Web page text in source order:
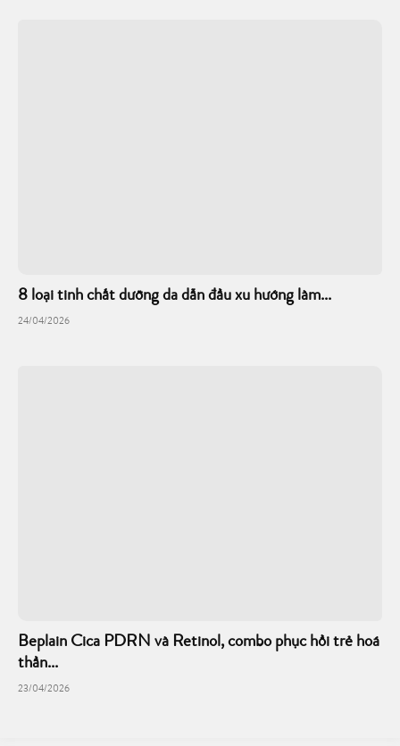
8 loại tinh chất dưỡng da dẫn đầu xu hướng làm...
24/04/2026
Beplain Cica PDRN và Retinol, combo phục hồi trẻ hoá
thần...
23/04/2026